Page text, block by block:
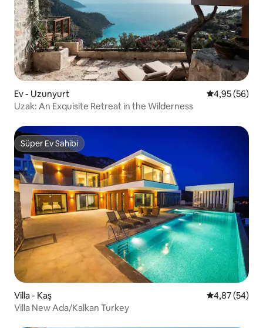
Ev - Uzunyurt 5 üzerinden
4,95 (56)
Uzak: An Exquisite Retreat in the Wilderness
Süper Ev Sahibi
Süper Ev Sahibi
Villa - Kaş 5 üzerinden
4,87 (54)
Villa New Ada/Kalkan Turkey